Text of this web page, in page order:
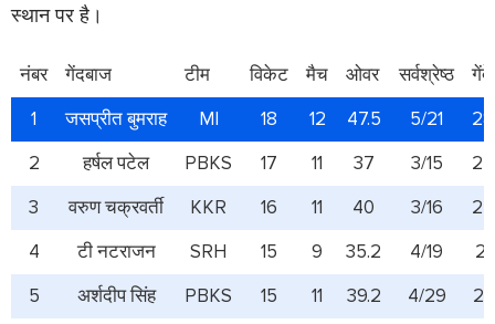
स्थान पर है।
नंबर गेंदबाज टीम विकेट मैच ओवर सर्वश्रेष्ठ
गेंदें
1
जसप्रीत बुमराह MI 18 12 47.5 5/21
2
हर्षल पटेल PBKS 17 11 37 3/15
3
वरुण चक्रवर्ती KKR 16 11 40 3/16
4
टी नटराजन SRH 15 9 35.2 4/19
5
अर्शदीप सिंह PBKS 15 11 39.2 4/29